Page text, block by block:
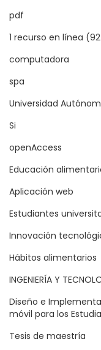
pdf
1 recurso en línea
computadora
spa
Universidad
Si
openAccess
Educación
Aplicación web
Estudiantes
Innovación
Hábitos alimentarios
INGENIERÍA Y
Diseño e
móvil para los
Tesis de maestría